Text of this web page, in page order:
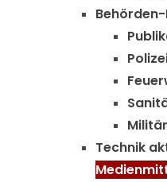
Behörden-
Technik